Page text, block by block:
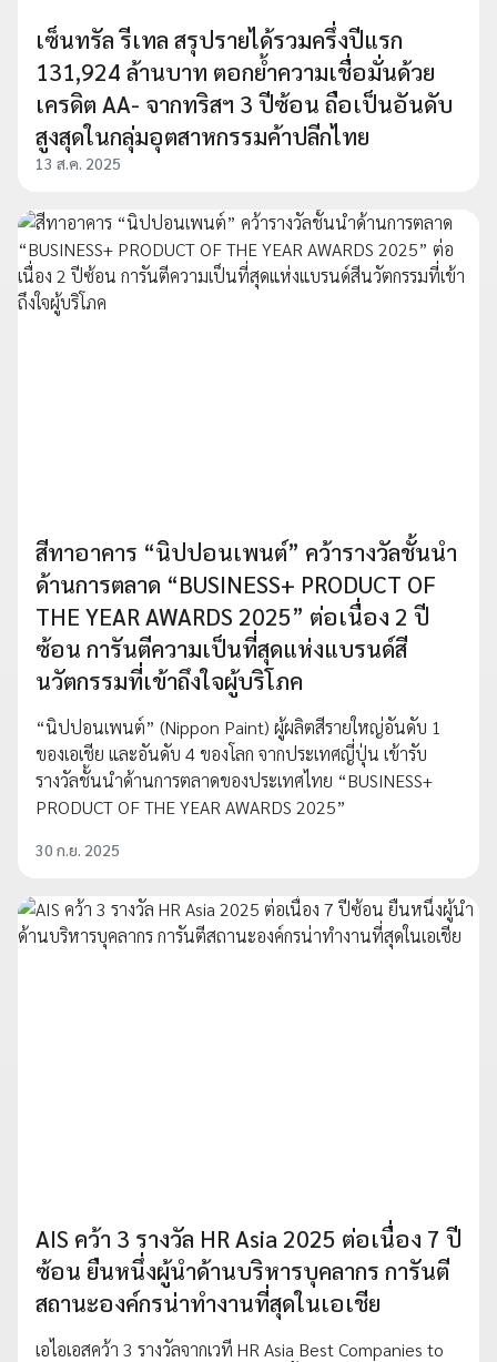
เซ็นทรัล รีเทล สรุปรายได้รวมครึ่งปีแรก
131,924 ล้านบาท ตอกย้ำความเชื่อมั่นด้วย
เครดิต AA- จากทริสฯ 3 ปีซ้อน ถือเป็นอันดับ
สูงสุดในกลุ่มอุตสาหกรรมค้าปลีกไทย
13 ส.ค. 2025
สีทาอาคาร “นิปปอนเพนต์” คว้ารางวัลชั้นนำ
ด้านการตลาด “BUSINESS+ PRODUCT OF
THE YEAR AWARDS 2025” ต่อเนื่อง 2 ปี
ซ้อน การันตีความเป็นที่สุดแห่งแบรนด์สี
นวัตกรรมที่เข้าถึงใจผู้บริโภค
“นิปปอนเพนต์” (Nippon Paint) ผู้ผลิตสีรายใหญ่อันดับ 1
ของเอเชีย และอันดับ 4 ของโลก จากประเทศญี่ปุ่น เข้ารับ
รางวัลชั้นนำด้านการตลาดของประเทศไทย “BUSINESS+
PRODUCT OF THE YEAR AWARDS 2025”
30 ก.ย. 2025
AIS คว้า 3 รางวัล HR Asia 2025 ต่อเนื่อง 7 ปี
ซ้อน ยืนหนึ่งผู้นำด้านบริหารบุคลากร การันตี
สถานะองค์กรน่าทำงานที่สุดในเอเชีย
เอไอเอสคว้า 3 รางวัลจากเวที HR Asia Best Companies to